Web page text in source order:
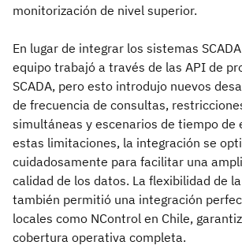
monitorización de nivel superior.
En lugar de integrar los sistemas
equipo trabajó a través de las API de
SCADA, pero esto introdujo nuevos
de frecuencia de consultas,
simultáneas y escenarios de tiempo de
estas limitaciones, la integración se
cuidadosamente para facilitar una
calidad de los datos. La flexibilidad de
también permitió una integración
locales como NControl en Chile,
cobertura operativa completa.